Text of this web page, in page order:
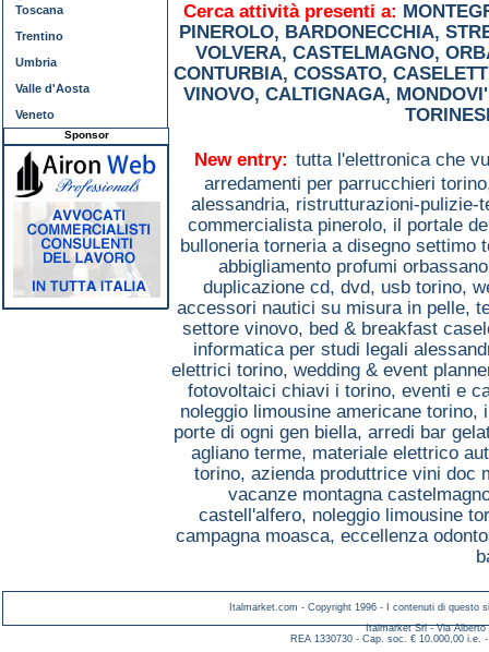
Cerca attività presenti a:
PINEROLO, BARDONECCHIA,
VOLVERA, CASTELMAGNO,
CONTURBIA, COSSATO,
VINOVO, CALTIGNAGA, MONDOVI'
New entry: tutta l'elettronica che
arredamenti per parrucchieri
alessandria, ristrutturazioni-pulizie-
commercialista pinerolo, il portale
bulloneria torneria a disegno settimo
abbigliamento profumi
duplicazione cd, dvd, usb torino,
accessori nautici su misura in pelle,
settore vinovo, bed & breakfast
informatica per studi legali
elettrici torino, wedding & event
fotovoltaici chiavi i torino, eventi e
noleggio limousine americane torino,
porte di ogni gen biella, arredi bar
agliano terme, materiale elettrico
torino, azienda produttrice vini doc
vacanze montagna
castell'alfero, noleggio limousine
campagna moasca, eccellenza
Toscana
Trentino
Umbria
Valle d'Aosta
Veneto
Sponsor
Italmarket.com - Copyright 1996 - I contenuti di questo
Italmarket Srl - Via Alberto
REA 1330730 - Cap. soc. € 10.000,00 i.e.